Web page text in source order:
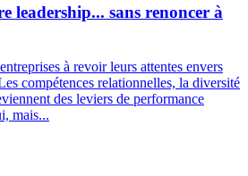
leadership... sans renoncer à
à revoir leurs attentes envers
compétences relationnelles, la diversité
des leviers de performance
mais...